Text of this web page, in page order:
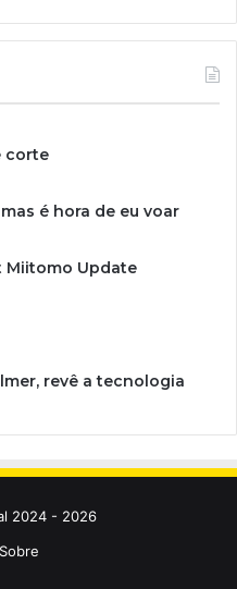
corte
é hora de eu voar
Miitomo Update
revê a tecnologia
2024 - 2026
Sobre